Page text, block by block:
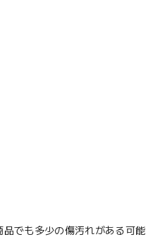
でも多少の傷汚れがある可能